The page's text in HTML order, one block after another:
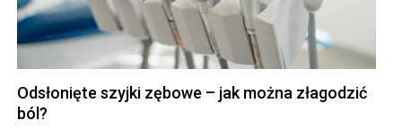
Odsłonięte szyjki zębowe – jak można złagodzić
ból?